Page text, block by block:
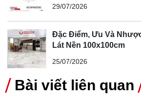
29/07/2026
Đặc Điểm, Ưu Và
Lát Nền 100x100cm
25/07/2026
Bài viết liên quan